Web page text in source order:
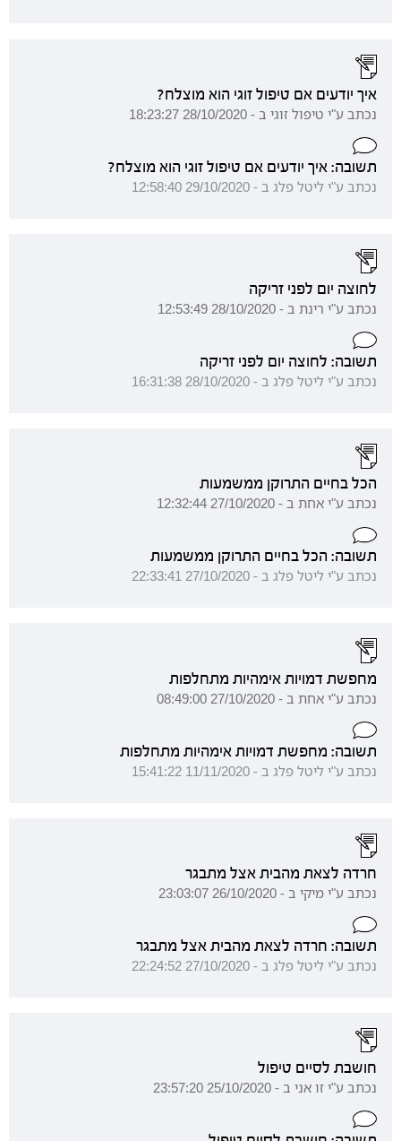
איך יודעים אם טיפול זוגי הוא מוצלח?
נכתב ע"י טיפול זוגי ב - 28/10/2020 18:23:27
תשובה: איך יודעים אם טיפול זוגי הוא מוצלח?
נכתב ע"י ליטל פלג ב - 29/10/2020 12:58:40
לחוצה יום לפני זריקה
נכתב ע"י רינת ב - 28/10/2020 12:53:49
תשובה: לחוצה יום לפני זריקה
נכתב ע"י ליטל פלג ב - 28/10/2020 16:31:38
הכל בחיים התרוקן ממשמעות
נכתב ע"י אחת ב - 27/10/2020 12:32:44
תשובה: הכל בחיים התרוקן ממשמעות
נכתב ע"י ליטל פלג ב - 27/10/2020 22:33:41
מחפשת דמויות אימהיות מתחלפות
נכתב ע"י אחת ב - 27/10/2020 08:49:00
תשובה: מחפשת דמויות אימהיות מתחלפות
נכתב ע"י ליטל פלג ב - 11/11/2020 15:41:22
חרדה לצאת מהבית אצל מתבגר
נכתב ע"י מיקי ב - 26/10/2020 23:03:07
תשובה: חרדה לצאת מהבית אצל מתבגר
נכתב ע"י ליטל פלג ב - 27/10/2020 22:24:52
חושבת לסיים טיפול
נכתב ע"י זו אני ב - 25/10/2020 23:57:20